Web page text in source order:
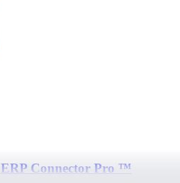
ERP Connector Pro ™